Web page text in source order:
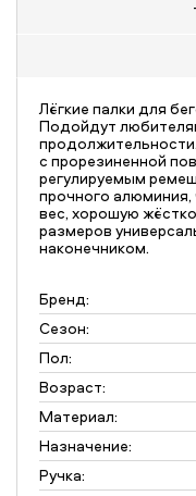
Лёгкие палки для
Подойдут
с прорезиненной
регулируемым
прочного
вес, хорошую
размеров
наконечником.
Бренд:
Сезон:
Пол:
Возраст:
Материал:
Назначение:
Ручка: